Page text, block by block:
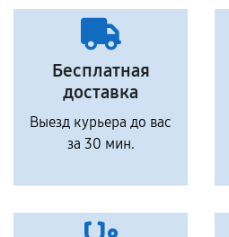
Бесплатная
доставка
Выезд курьера до вас
за 30 мин.